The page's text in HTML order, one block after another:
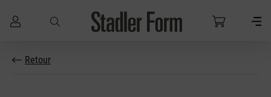
Passer au contenu principal
Retour